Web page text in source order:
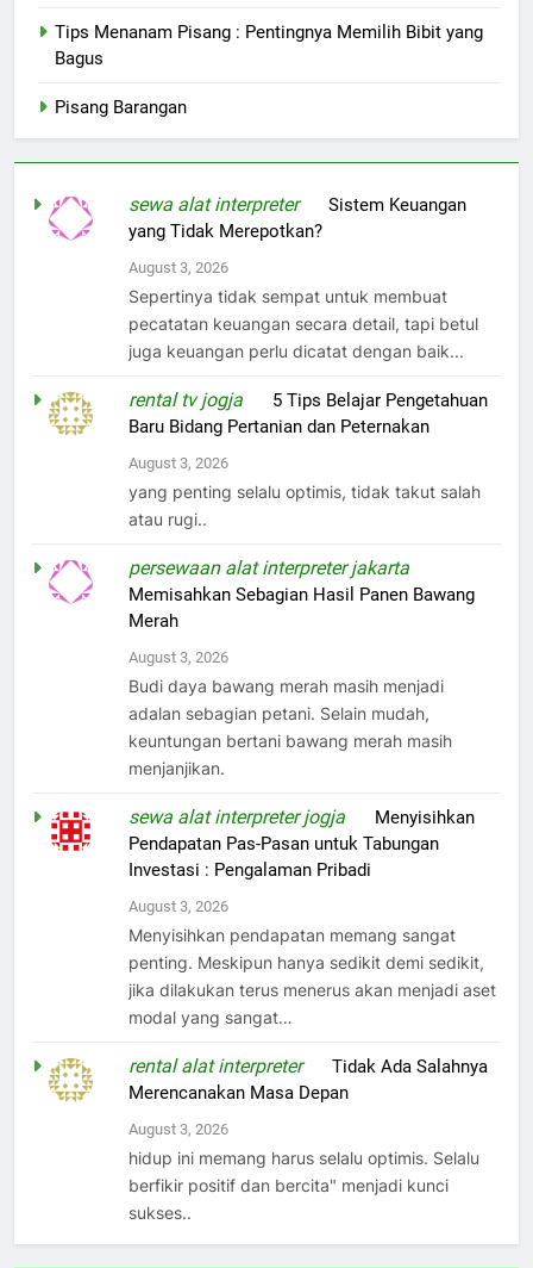
Tips Menanam Pisang : Pentingnya Memilih Bibit yang
Bagus
Pisang Barangan
sewa alat interpreteronSistem Keuangan
yang Tidak Merepotkan?
August 3, 2026
Sepertinya tidak sempat untuk membuat
pecatatan keuangan secara detail, tapi betul
juga keuangan perlu dicatat dengan baik...
rental tv jogja
5 Tips Belajar Pengetahuan
Baru Bidang Pertanian dan Peternakan
August 3, 2026
yang penting selalu optimis, tidak takut salah
atau rugi..
persewaan alat interpreter jakarta
Memisahkan Sebagian Hasil Panen Bawang
Merah
August 3, 2026
Budi daya bawang merah masih menjadi
adalan sebagian petani. Selain mudah,
keuntungan bertani bawang merah masih
menjanjikan.
sewa alat interpreter jogja
Menyisihkan
Pendapatan Pas-Pasan untuk Tabungan
Investasi : Pengalaman Pribadi
August 3, 2026
Menyisihkan pendapatan memang sangat
penting. Meskipun hanya sedikit demi sedikit,
jika dilakukan terus menerus akan menjadi aset
modal yang sangat…
rental alat interpreteronTidak Ada Salahnya
Merencanakan Masa Depan
August 3, 2026
hidup ini memang harus selalu optimis. Selalu
berfikir positif dan bercita" menjadi kunci
sukses..